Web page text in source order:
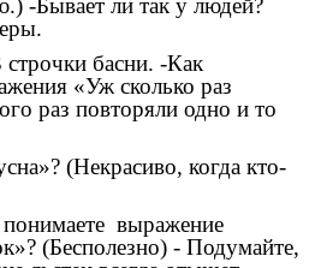
-Бывает ли так у людей?
басни. -Как
«Уж сколько раз
раз повторяли одно и то
(Некрасиво, когда кто-
выражение
(Бесполезно) - Подумайте,